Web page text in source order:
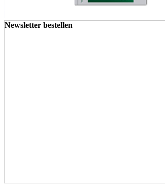
Newsletter bestellen